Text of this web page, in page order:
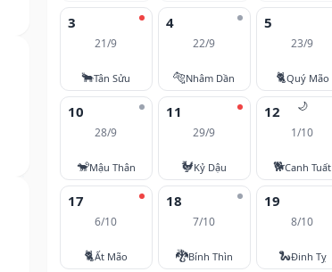
3
21/9
🐂Tân Sửu
4
22/9
🐅Nhâm Dần
5
23/9
🐈Quý Mão
10
28/9
🐒Mậu Thân
11
29/9
🐓Kỷ Dậu
🌙
12
1/10
🐕Canh Tuất
17
6/10
🐈Ất Mão
18
7/10
🐉Bính Thìn
19
8/10
🐍Đinh Tỵ